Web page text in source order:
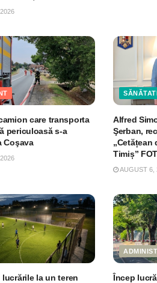
care transporta
periculoasă s-a
Coşava
Alfred
Şerban,
„Cetățean
Timiș”
AUGUST 6,
la un teren
Încep